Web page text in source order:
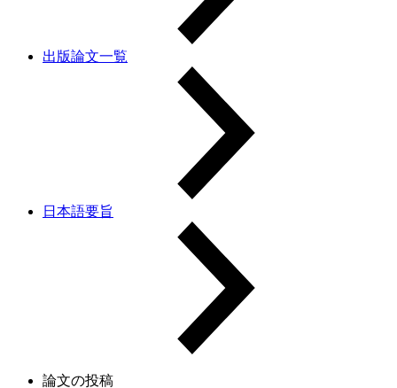
出版論文一覧
日本語要旨
論文の投稿